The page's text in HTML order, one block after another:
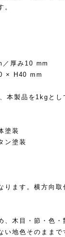
。
厚み10 mm
× H40 mm
製品を1kgとし
塗装
ン塗装
ります。横方向
、木目・節・色・
い地色そのまま